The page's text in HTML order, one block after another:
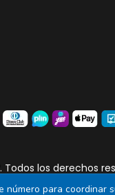
número para coordinar
Todos los derechos